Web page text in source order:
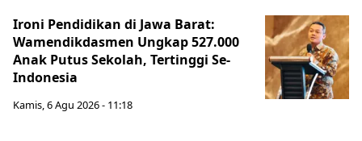
Ironi Pendidikan di Jawa Barat:
Wamendikdasmen Ungkap 527.000
Anak Putus Sekolah, Tertinggi Se-
Indonesia
Kamis, 6 Agu 2026 - 11:18